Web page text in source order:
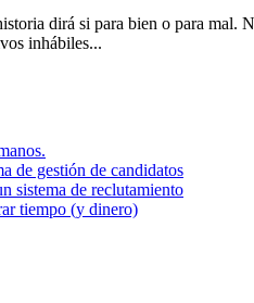
dirá si para bien o para mal.
inhábiles...
de gestión de candidatos
sistema de reclutamiento
tiempo (y dinero)